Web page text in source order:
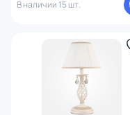
В наличии 15 шт.